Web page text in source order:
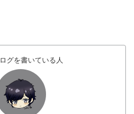
グを書いている人